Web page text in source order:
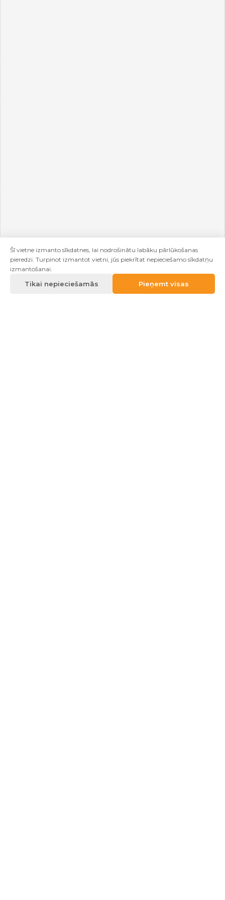
Šī vietne izmanto sīkdatnes, lai nodrošinātu labāku pārlūkošanas
pieredzi. Turpinot izmantot vietni, jūs piekrītat nepieciešamo sīkdatņu
izmantošanai.
Tikai nepieciešamās Pieņemt visas